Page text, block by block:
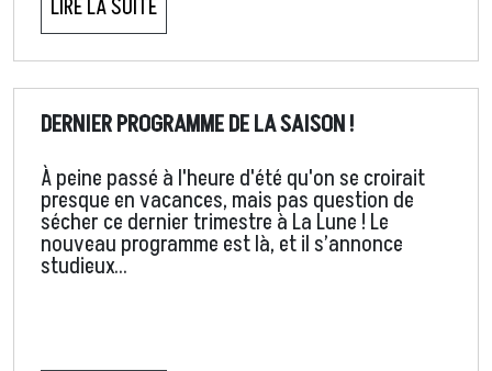
LIRE LA SUITE
DERNIER PROGRAMME DE LA SAISON !
À peine passé à l'heure d'été qu'on se croirait
presque en vacances, mais pas question de
sécher ce dernier trimestre à La Lune ! Le
nouveau programme est là, et il s’annonce
studieux…